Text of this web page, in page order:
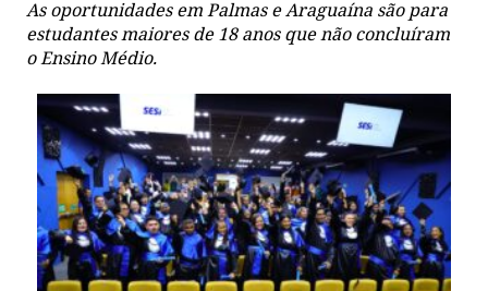
As oportunidades em Palmas e Araguaína são para
estudantes maiores de 18 anos que não concluíram
o Ensino Médio.